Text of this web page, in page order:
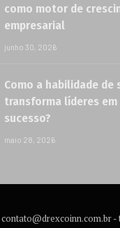
como motor de
empresarial
junho 30, 2026
Como a habilidade de
transforma líderes
sucesso?
maio 28, 2026
contato@drexcoinn.com.br-